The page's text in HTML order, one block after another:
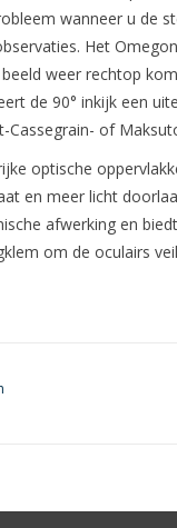
wanneer u de
Het
weer rechtop
de 90° inkijk een
Cassegrain- of
optische
en meer licht
afwerkingen
om de oculairs